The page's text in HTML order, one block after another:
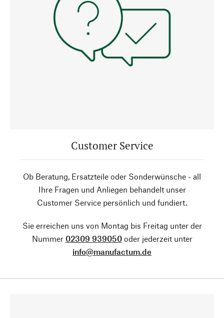
Customer Service
Ob Beratung, Ersatzteile oder Sonderwünsche - all
Ihre Fragen und Anliegen behandelt unser
Customer Service persönlich und fundiert.
Sie erreichen uns von Montag bis Freitag unter der
Nummer 02309 939050oder jederzeit unter
info@manufactum.de